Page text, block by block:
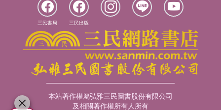
三民書局 三民出版
本站著作權屬弘雅三民圖書股份有限公司
及相關著作權所有人所有